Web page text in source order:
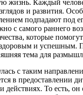
жизнь. Каждый
и развития.
подпадают под
с самого раннего
которые
и успешным.
тема для
с таким
в предоставлении
действиях. То есть,